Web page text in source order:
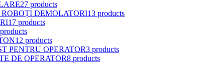
27 products
DEMOLATORI13 products
17 products
12 products
PENTRU OPERATOR3 products
DE OPERATOR8 products